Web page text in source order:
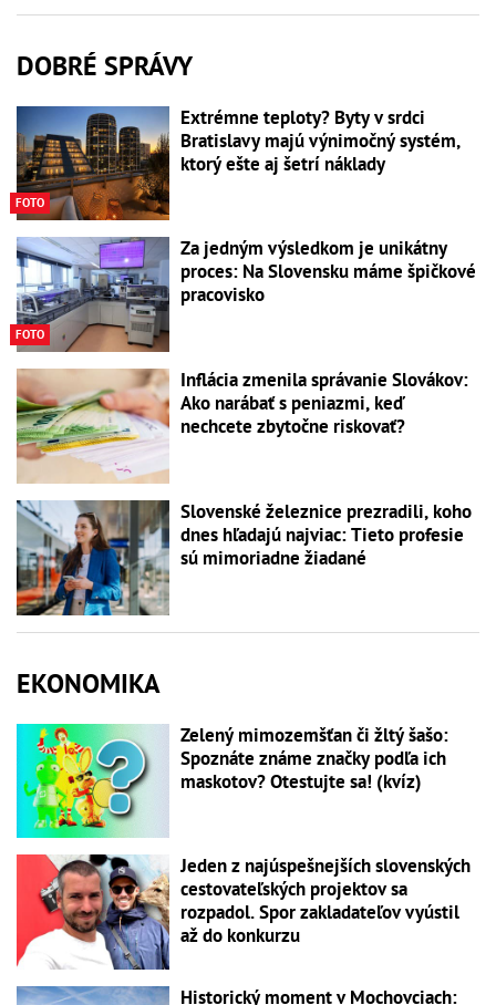
DOBRÉ SPRÁVY
FOTO
Extrémne teploty? Byty v srdci
Bratislavy majú výnimočný systém,
ktorý ešte aj šetrí náklady
FOTO
Za jedným výsledkom je unikátny
proces: Na Slovensku máme špičkové
pracovisko
Inflácia zmenila správanie Slovákov:
Ako narábať s peniazmi, keď
nechcete zbytočne riskovať?
Slovenské železnice prezradili, koho
dnes hľadajú najviac: Tieto profesie
sú mimoriadne žiadané
EKONOMIKA
Zelený mimozemšťan či žltý šašo:
Spoznáte známe značky podľa ich
maskotov? Otestujte sa! (kvíz)
Jeden z najúspešnejších slovenských
cestovateľských projektov sa
rozpadol. Spor zakladateľov vyústil
až do konkurzu
Historický moment v Mochovciach: